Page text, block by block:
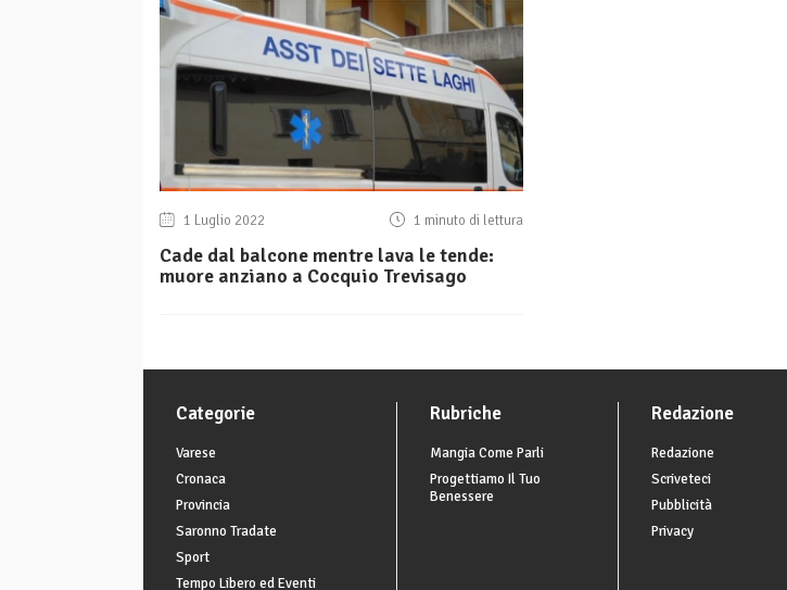
1 Luglio 2022 1 minuto di lettura
Cade dal balcone mentre lava le tende:
muore anziano a Cocquio Trevisago
Categorie
Varese
Cronaca
Provincia
Saronno Tradate
Sport
Tempo Libero ed Eventi
Rubriche
Mangia Come Parli
Progettiamo Il Tuo
Benessere
Redazione
Redazione
Scriveteci
Pubblicità
Privacy